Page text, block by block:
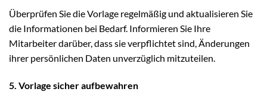
Überprüfen Sie die Vorlage regelmäßig und aktualisieren Sie
die Informationen bei Bedarf. Informieren Sie Ihre
Mitarbeiter darüber, dass sie verpflichtet sind, Änderungen
ihrer persönlichen Daten unverzüglich mitzuteilen.
5. Vorlage sicher aufbewahren